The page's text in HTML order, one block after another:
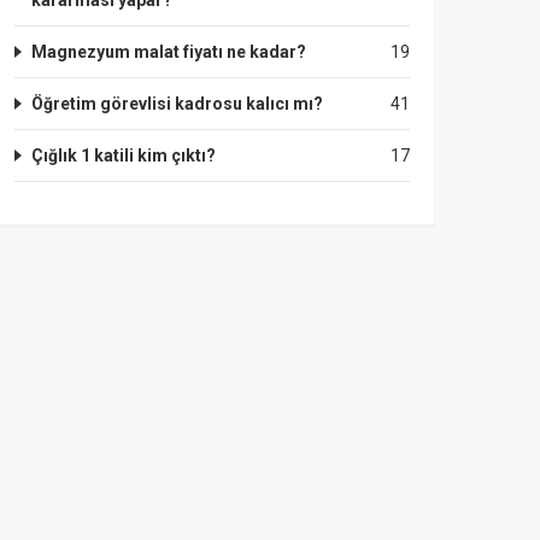
19
Magnezyum malat fiyatı ne kadar?
41
Öğretim görevlisi kadrosu kalıcı mı?
17
Çığlık 1 katili kim çıktı?